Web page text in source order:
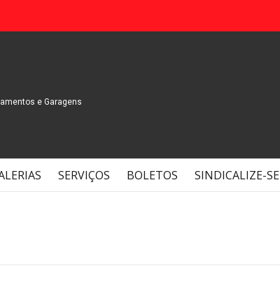
e Garagens
SERVIÇOS BOLETOS SINDICALIZE-SE